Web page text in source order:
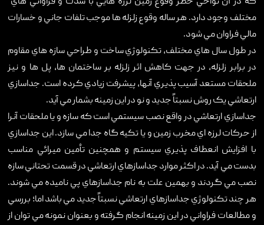
مختلف وجود دارد. هر ساله وقوع زلزله ها موجب تلفات جاني و خسارات
مالي فراوان مي شود.
در طول سال هاي مختلف، تکنولوژي ساخت و طراحي سازه هاي مقاوم
در برابر زلزله، در جهت کاهش اثر زلزله بر ساختمان ها، پل ها و نيز
ملحقات مستعد آسيب پذيري آنها، پيشرفت زيادي کرده است. جداسازي
ارتعاشي يک روش نسبتاً جديد و نو در اين زمينه بشمار مي آيد.
جداسازي ارتعاشي در واقع نصب سيستمي است که سازه و يا ملحقات آنرا
از حرکات لرزه اي مخرب زمين و يا تکيه گاه جدا مي سازد. اين جداسازي
با افزايش انعطاف پذيري سيستم و همچنين تأمين ميرائي مناسب
بدست مي آيد. در اکثر موارد جداسازهاي ارتعاشي در قسمت تحتاني سازه
نصب مي گردند و بهمين علت به نام جداسازهاي پي ناميده مي شوند.
هر چند تکنولوژي جداسازهاي ارتعاشي نسبتاً جديد مي باشد اما؛ بررسي
و مطالعات فراواني در اين زمينه انجام گرفته و بعنوان نمونه مي توان از